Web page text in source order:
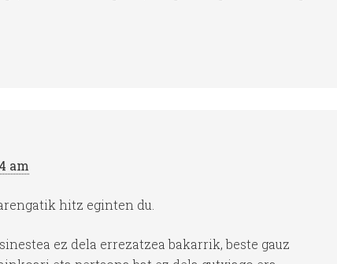
am
hitz eginten du.
ez dela errezatzea bakarrik, beste gauz